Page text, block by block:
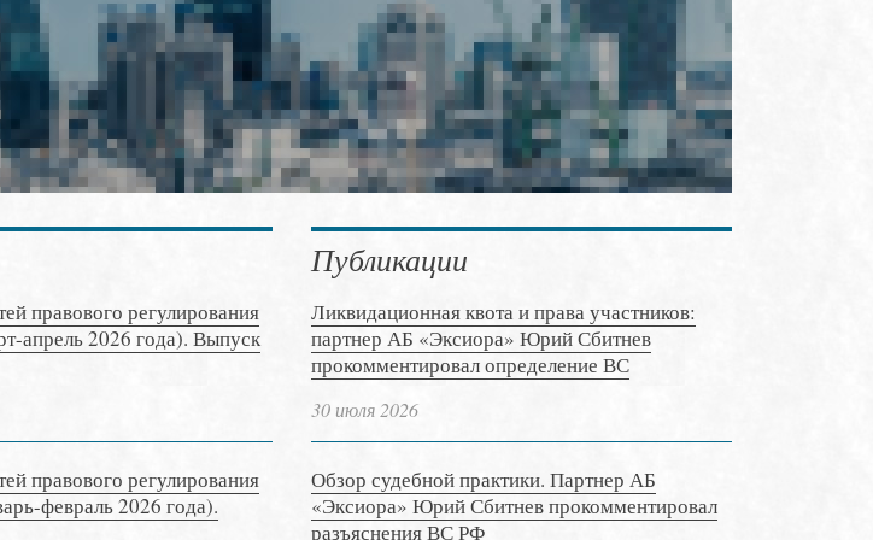
правового регулирования
апрель 2026 года). Выпуск
правового регулирования
февраль 2026 года).
Публикации
Ликвидационная квота и права участников:
партнер АБ «Эксиора» Юрий Сбитнев
прокомментировал определение ВС
30 июля 2026
Обзор судебной практики. Партнер АБ
«Эксиора» Юрий Сбитнев прокомментировал
разъяснения ВС РФ